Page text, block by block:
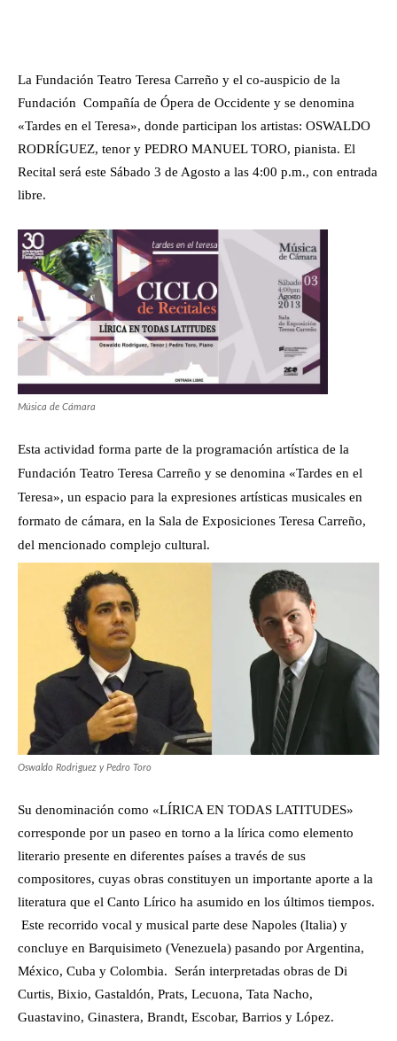
La Fundación Teatro Teresa Carreño y el co-auspicio de la
Fundación Compañía de Ópera de Occidente y se denomina
«Tardes en el Teresa», donde participan los artistas: OSWALDO
RODRÍGUEZ, tenor y PEDRO MANUEL TORO, pianista. El
Recital será este Sábado 3 de Agosto a las 4:00 p.m., con entrada
libre.
Música de Cámara
Esta actividad forma parte de la programación artística de la
Fundación Teatro Teresa Carreño y se denomina «Tardes en el
Teresa», un espacio para la expresiones artísticas musicales en
formato de cámara, en la Sala de Exposiciones Teresa Carreño,
del mencionado complejo cultural.
Oswaldo Rodriguez y Pedro Toro
Su denominación como «LÍRICA EN TODAS LATITUDES»
corresponde por un paseo en torno a la lírica como elemento
literario presente en diferentes países a través de sus
compositores, cuyas obras constituyen un importante aporte a la
literatura que el Canto Lírico ha asumido en los últimos tiempos.
Este recorrido vocal y musical parte dese Napoles (Italia) y
concluye en Barquisimeto (Venezuela) pasando por Argentina,
México, Cuba y Colombia. Serán interpretadas obras de Di
Curtis, Bixio, Gastaldón, Prats, Lecuona, Tata Nacho,
Guastavino, Ginastera, Brandt, Escobar, Barrios y López.